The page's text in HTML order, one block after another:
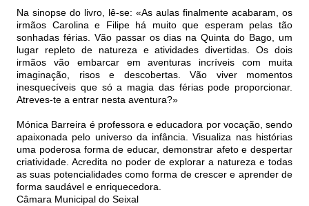
Na sinopse do livro, lê-se: «As aulas finalmente acabaram, os
irmãos Carolina e Filipe há muito que esperam pelas tão
sonhadas férias. Vão passar os dias na Quinta do Bago, um
lugar repleto de natureza e atividades divertidas. Os dois
irmãos vão embarcar em aventuras incríveis com muita
imaginação, risos e descobertas. Vão viver momentos
inesquecíveis que só a magia das férias pode proporcionar.
Atreves-te a entrar nesta aventura?»
Mónica Barreira é professora e educadora por vocação, sendo
apaixonada pelo universo da infância. Visualiza nas histórias
uma poderosa forma de educar, demonstrar afeto e despertar
criatividade. Acredita no poder de explorar a natureza e todas
as suas potencialidades como forma de crescer e aprender de
forma saudável e enriquecedora.
Câmara Municipal do Seixal